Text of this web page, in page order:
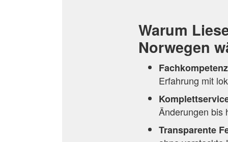
Warum
Norwegen
Erfahrung mit
Änderungen bis
Transparente